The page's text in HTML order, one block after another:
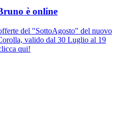
è online
del "SottoAgosto" del nuovo
valido dal 30 Luglio al 19
qui!